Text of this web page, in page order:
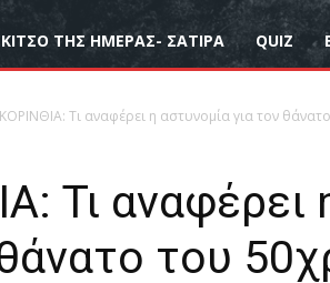
ΤΗΣ ΗΜΕΡΑΣ- ΣΑΤΙΡΑ QUIZ
ΚΟΡΙΝΘΙΑ: Τι αναφέρει η αστυνομία για τον
Τι αναφέρει
του